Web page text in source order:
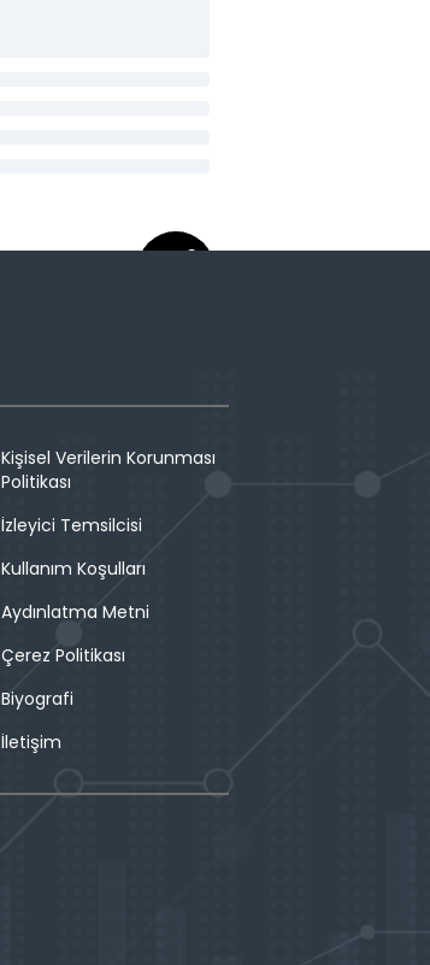
Kişisel Verilerin Korunması
Politikası
İzleyici Temsilcisi
Kullanım Koşulları
Aydınlatma Metni
Çerez Politikası
Biyografi
İletişim